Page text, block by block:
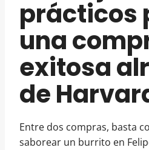
prácticos
una
exitosa
de
Entre dos compras, basta
saborear un burrito en